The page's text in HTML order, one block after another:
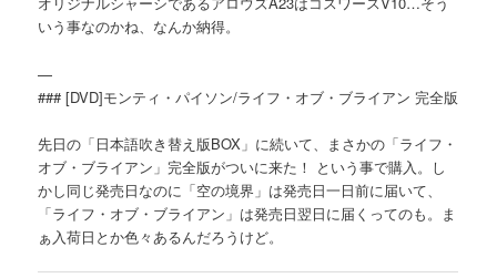
いう事なのかね、なんか納得。
—
### [DVD]モンティ・パイソン/ライフ・オブ・ブライアン 完全版
先日の「日本語吹き替え版BOX」に続いて、まさかの「ライフ・
オブ・ブライアン」完全版がついに来た！ という事で購入。し
かし同じ発売日なのに「空の境界」は発売日一日前に届いて、
「ライフ・オブ・ブライアン」は発売日翌日に届くってのも。ま
ぁ入荷日とか色々あるんだろうけど。